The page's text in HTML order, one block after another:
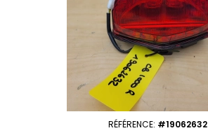
RÉFÉRENCE: #19062632